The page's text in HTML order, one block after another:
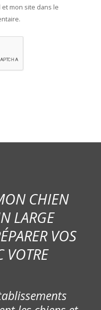
mon site dans le
CHIEN
LARGE
VOS
VOTRE